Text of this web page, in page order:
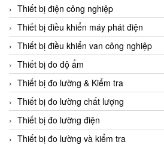
Cemb
Centec GmbH
CEQUBE
CHAUVIN ARNOUX
Checkline
Chino
Chiyoda Seiki
Chiyoda-Tsusho
Thiết bị điện công nghiệp
Thiết bị điều khiển máy phát điện
Thiết bị điều khiển van công nghiệp
Thiết bị đo độ ẩm
Thiết bị đo lường & Kiểm tra
Thiết bị đo lường chất lượng
Thiết bị đo lường điện
Thiết bị đo lường và kiểm tra